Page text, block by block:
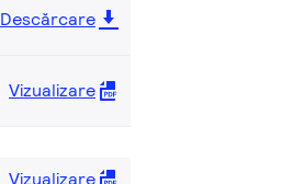
Descărcare
Vizualizare
Vizualizare